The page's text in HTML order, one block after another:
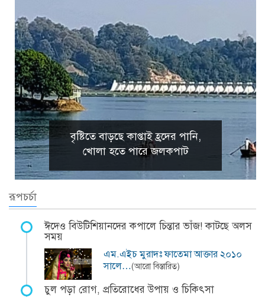
বৃষ্টিতে বাড়ছে কাপ্তাই হ্রদের পানি,
খোলা হতে পারে জলকপাট
রূপচর্চা
ঈদেও বিউটিশিয়ানদের কপালে চিন্তার ভাঁজ! কাটছে অলস
সময়
এম.এইচ মুরাদঃ ফাতেমা আক্তার ২০১০
সালে…(আরো বিস্তারিত)
চুল পড়া রোগ, প্রতিরোধের উপায় ও চিকিৎসা